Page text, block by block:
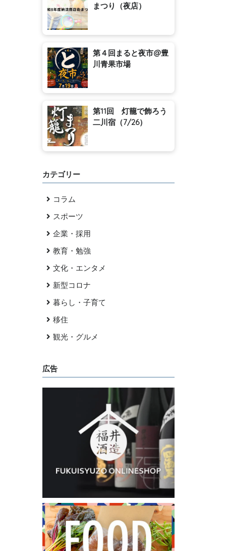
まつり（夜店）
第４回まると夜市@豊
川青果市場
第11回 灯籠で飾ろう
二川宿（7/26）
カテゴリー
コラム
スポーツ
企業・採用
教育・勉強
文化・エンタメ
新型コロナ
暮らし・子育て
移住
観光・グルメ
広告